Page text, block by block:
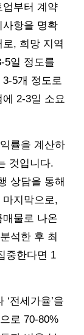
업부터 계약
사항을 명확
, 희망 지역
5일 정도를
5개 정도로
2-3일 소요
률을 계산하
것입니다.
상담을 통해
지막으로,
물로 나온
석한 후 최
중한다면 1
전세가율’을
로 70-80%